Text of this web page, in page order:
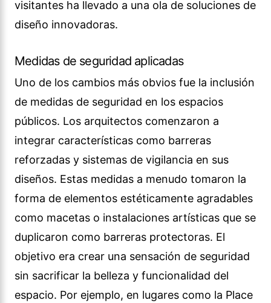
visitantes ha llevado a una ola de soluciones de
diseño innovadoras.
Medidas de seguridad aplicadas
Uno de los cambios más obvios fue la inclusión
de medidas de seguridad en los espacios
públicos. Los arquitectos comenzaron a
integrar características como barreras
reforzadas y sistemas de vigilancia en sus
diseños. Estas medidas a menudo tomaron la
forma de elementos estéticamente agradables
como macetas o instalaciones artísticas que se
duplicaron como barreras protectoras. El
objetivo era crear una sensación de seguridad
sin sacrificar la belleza y funcionalidad del
espacio. Por ejemplo, en lugares como la Place